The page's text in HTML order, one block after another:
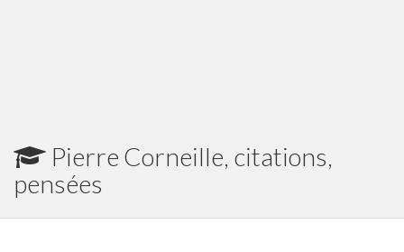
Pierre Corneille, citations,
pensées